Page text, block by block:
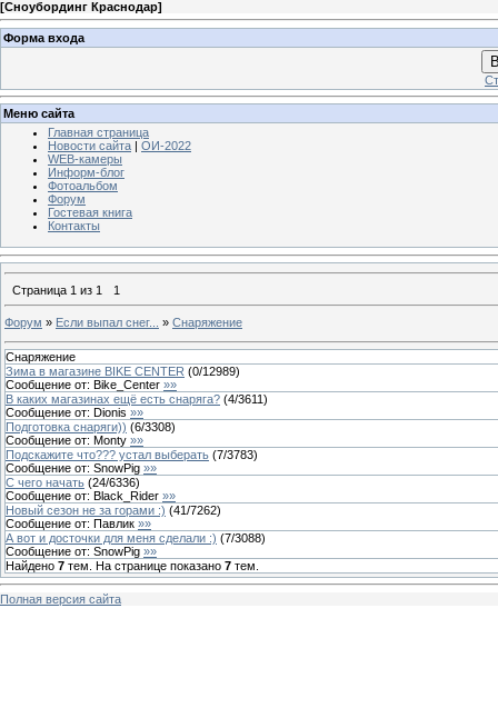
[Сноубординг Краснодар]
Форма входа
Меню сайта
Главная страница
Новости сайта
ОИ-2022
WEB-камеры
Информ-блог
Фотоальбом
Форум
Гостевая книга
Контакты
Страница 1 из 1 1
Форум » Если выпал снег... » Снаряжение
Снаряжение
Зима в магазине BIKE CENTER (0/12989)
Сообщение от: Bike_Center »»
В каких магазинах ещё есть снаряга? (4/3611)
Сообщение от: Dionis »»
Подготовка снаряги)) (6/3308)
Сообщение от: Monty »»
Подскажите что??? устал выберать (7/3783)
Сообщение от: SnowPig »»
C чего начать (24/6336)
Сообщение от: Black_Rider »»
Новый сезон не за горами :) (41/7262)
Сообщение от: Павлик »»
А вот и досточки для меня сделали :) (7/3088)
Сообщение от: SnowPig »»
Найдено 7 тем. На странице показано 7 тем.
Полная версия сайта